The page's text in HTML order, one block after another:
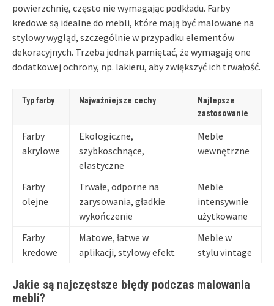
powierzchnię, często nie wymagając podkładu. Farby
kredowe są idealne do mebli, które mają być malowane na
stylowy wygląd, szczególnie w przypadku elementów
dekoracyjnych. Trzeba jednak pamiętać, że wymagają one
dodatkowej ochrony, np. lakieru, aby zwiększyć ich trwałość.
Typ farby Najważniejsze cechy
Najlepsze
zastosowanie
Farby
akrylowe
Ekologiczne,
szybkoschnące,
elastyczne
Meble
wewnętrzne
Farby
olejne
Trwałe, odporne na
zarysowania, gładkie
wykończenie
Meble
intensywnie
użytkowane
Farby
kredowe
Matowe, łatwe w
aplikacji, stylowy efekt
Meble w
stylu vintage
Jakie są najczęstsze błędy podczas malowania
mebli?